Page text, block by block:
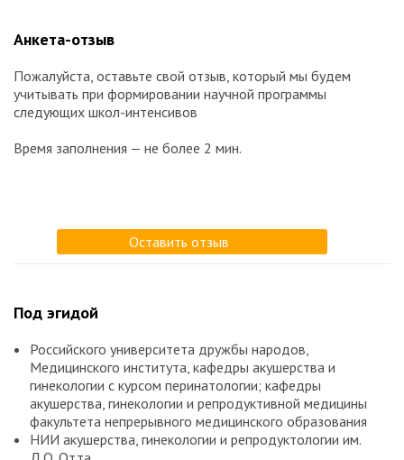
Анкета-отзыв
Пожалуйста, оставьте свой отзыв, который мы будем
учитывать при формировании научной программы
следующих школ-интенсивов
Время заполнения — не более 2 мин.
Оставить отзыв
Под эгидой
Российского университета дружбы народов,
Медицинского института, кафедры акушерства и
гинекологии с курсом перинатологии; кафедры
акушерства, гинекологии и репродуктивной медицины
факультета непрерывного медицинского образования
НИИ акушерства, гинекологии и репродуктологии им.